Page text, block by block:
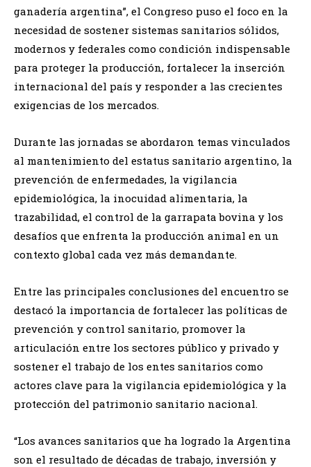
ganadería argentina”, el Congreso puso el foco en la
necesidad de sostener sistemas sanitarios sólidos,
modernos y federales como condición indispensable
para proteger la producción, fortalecer la inserción
internacional del país y responder a las crecientes
exigencias de los mercados.
Durante las jornadas se abordaron temas vinculados
al mantenimiento del estatus sanitario argentino, la
prevención de enfermedades, la vigilancia
epidemiológica, la inocuidad alimentaria, la
trazabilidad, el control de la garrapata bovina y los
desafíos que enfrenta la producción animal en un
contexto global cada vez más demandante.
Entre las principales conclusiones del encuentro se
destacó la importancia de fortalecer las políticas de
prevención y control sanitario, promover la
articulación entre los sectores público y privado y
sostener el trabajo de los entes sanitarios como
actores clave para la vigilancia epidemiológica y la
protección del patrimonio sanitario nacional.
“Los avances sanitarios que ha logrado la Argentina
son el resultado de décadas de trabajo, inversión y